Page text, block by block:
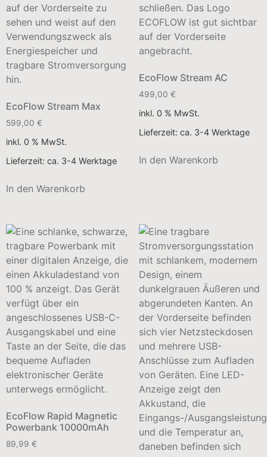
EcoFlow Stream Max
599,00 €
inkl. 0 % MwSt.
Lieferzeit: ca. 3-4 Werktage
In den Warenkorb
EcoFlow Stream AC
499,00 €
inkl. 0 % MwSt.
Lieferzeit: ca. 3-4 Werktage
In den Warenkorb
EcoFlow Rapid Magnetic
Powerbank 10000mAh
89,99 €